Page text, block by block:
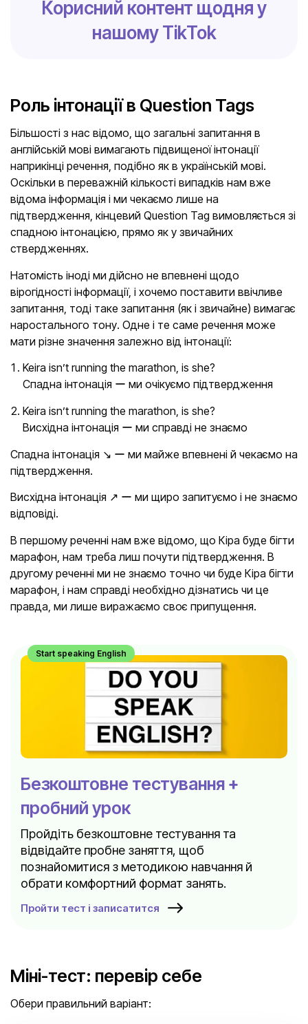
Корисний контент щодня у
нашому TikTok
Роль інтонації в Question Tags
Більшості з нас відомо, що загальні запитання в
англійській мові вимагають підвищеної інтонації
наприкінці речення, подібно як в українській мові.
Оскільки в переважній кількості випадків нам вже
відома інформація і ми чекаємо лише на
підтвердження, кінцевий Question Tag вимовляється зі
спадною інтонацією, прямо як у звичайних
ствердженнях.
Натомість іноді ми дійсно не впевнені щодо
вірогідності інформації, і хочемо поставити ввічливе
запитання, тоді таке запитання (як і звичайне) вимагає
наростального тону. Одне і те саме речення може
мати різне значення залежно від інтонації:
Keira isn’t running the marathon, is she?
Спадна інтонація ー ми очікуємо підтвердження
Keira isn’t running the marathon, is she?
Висхідна інтонація ー ми справді не знаємо
Спадна інтонація ↘ ー ми майже впевнені й чекаємо на
підтвердження.
Висхідна інтонація ↗ ー ми щиро запитуємо і не знаємо
відповіді.
В першому реченні нам вже відомо, що Кіра буде бігти
марафон, нам треба лиш почути підтвердження. В
другому реченні ми не знаємо точно чи буде Кіра бігти
марафон, і нам справді необхідно дізнатись чи це
правда, ми лише виражаємо своє припущення.
Start speaking English
Безкоштовне тестування +
пробний урок
Пройдіть безкоштовне тестування та
відвідайте пробне заняття, щоб
познайомитися з методикою навчання й
обрати комфортний формат занять.
Пройти тест і записатится
Міні-тест: перевір себе
Обери правильний варіант: